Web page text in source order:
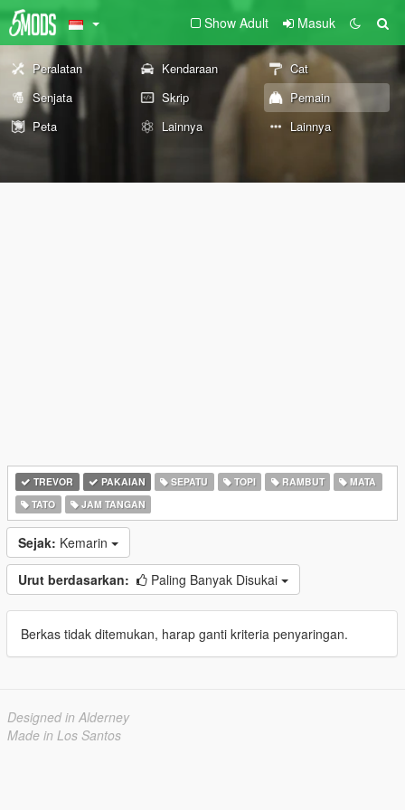
Show Adult Masuk
Peralatan Kendaraan
Cat
Senjata
Skrip
Pemain
Peta
Lainnya Lainnya
TREVOR PAKAIAN SEPATU TOPI RAMBUT
MATA
TATO
JAM TANGAN
Sejak: Kemarin
Urut berdasarkan: Paling Banyak Disukai
Berkas tidak ditemukan, harap ganti kriteria penyaringan.
Designed in Alderney
Made in Los Santos